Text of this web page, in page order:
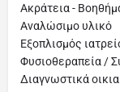
Ακράτεια -
Αναλώσιμο υλικό
Εξοπλισμός
Φυσιοθεραπεία /
Διαγνωστικά